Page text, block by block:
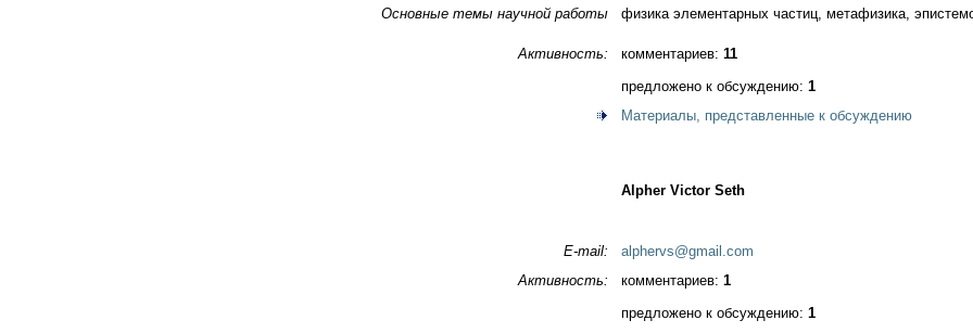
Основные темы научной работы
физика элементарных частиц, метафизика,
Активность: комментариев: 11
предложено к обсуждению: 1
Материалы, представленные к обсуждению
Alpher Victor Seth
E-mail:
alphervs@gmail.com
Активность:
комментариев: 1
предложено к обсуждению: 1